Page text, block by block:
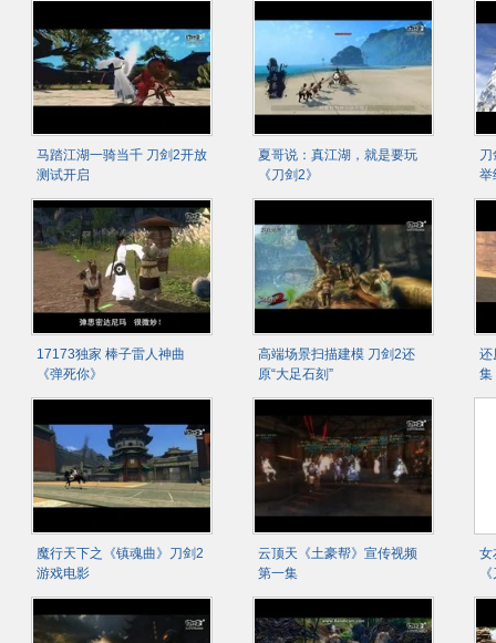
马踏江湖一骑当千 刀剑2开放
测试开启
夏哥说：真江湖，就是要玩
《刀剑2》
举
17173独家 棒子雷人神曲
《弹死你》
高端场景扫描建模 刀剑2还
原“大足石刻”
还
集
魔行天下之《镇魂曲》刀剑2
游戏电影
云顶天《土豪帮》宣传视频
第一集
女